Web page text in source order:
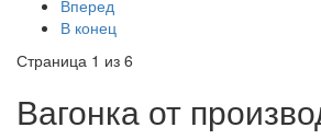
Вперед
В конец
Страница 1 из 6
Вагонка от